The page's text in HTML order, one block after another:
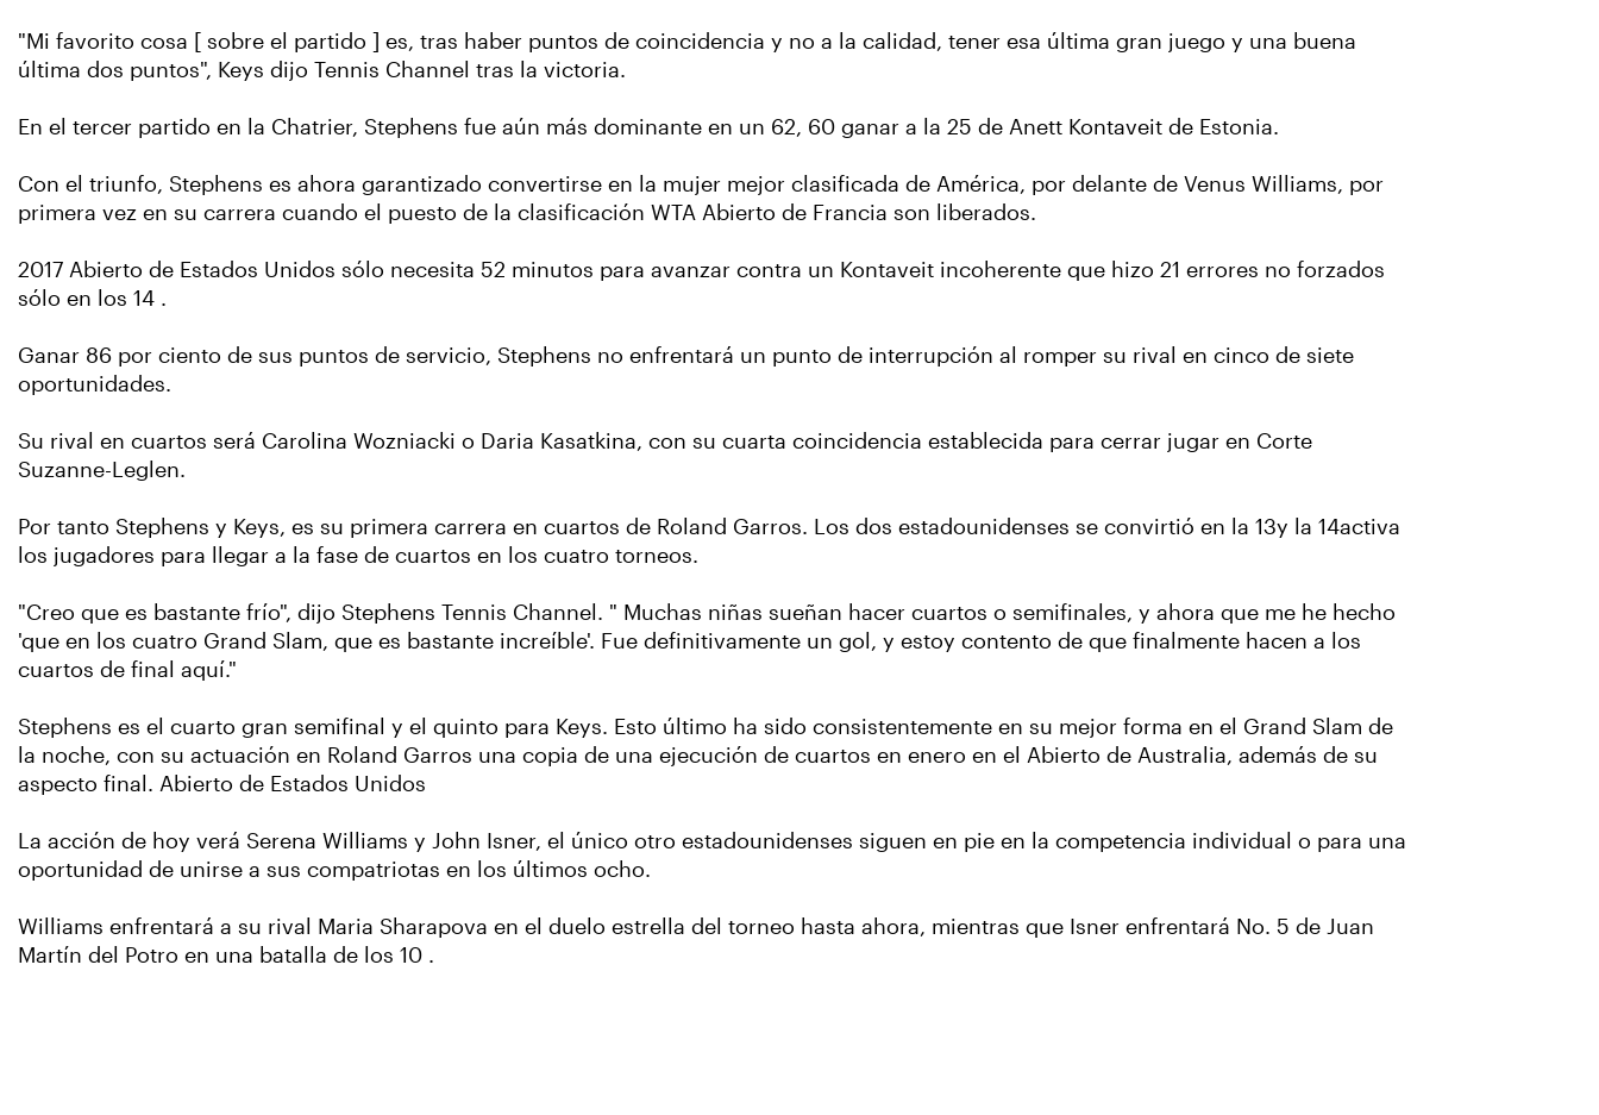
"Mi favorito cosa [ sobre el partido ] es, tras haber puntos de coincidencia y no a la calidad, tener esa última gran juego y una buena
última dos puntos", Keys dijo Tennis Channel tras la victoria.
En el tercer partido en la Chatrier, Stephens fue aún más dominante en un 62, 60 ganar a la 25 de Anett Kontaveit de Estonia.
Con el triunfo, Stephens es ahora garantizado convertirse en la mujer mejor clasificada de América, por delante de Venus Williams, por
primera vez en su carrera cuando el puesto de la clasificación WTA Abierto de Francia son liberados.
2017 Abierto de Estados Unidos sólo necesita 52 minutos para avanzar contra un Kontaveit incoherente que hizo 21 errores no forzados
sólo en los 14 .
Ganar 86 por ciento de sus puntos de servicio, Stephens no enfrentará un punto de interrupción al romper su rival en cinco de siete
oportunidades.
Su rival en cuartos será Carolina Wozniacki o Daria Kasatkina, con su cuarta coincidencia establecida para cerrar jugar en Corte
Suzanne-Leglen.
Por tanto Stephens y Keys, es su primera carrera en cuartos de Roland Garros. Los dos estadounidenses se convirtió en la 13y la 14activa
los jugadores para llegar a la fase de cuartos en los cuatro torneos.
"Creo que es bastante frío", dijo Stephens Tennis Channel. " Muchas niñas sueñan hacer cuartos o semifinales, y ahora que me he hecho
'que en los cuatro Grand Slam, que es bastante increíble'. Fue definitivamente un gol, y estoy contento de que finalmente hacen a los
cuartos de final aquí."
Stephens es el cuarto gran semifinal y el quinto para Keys. Esto último ha sido consistentemente en su mejor forma en el Grand Slam de
la noche, con su actuación en Roland Garros una copia de una ejecución de cuartos en enero en el Abierto de Australia, además de su
aspecto final. Abierto de Estados Unidos
La acción de hoy verá Serena Williams y John Isner, el único otro estadounidenses siguen en pie en la competencia individual o para una
oportunidad de unirse a sus compatriotas en los últimos ocho.
Williams enfrentará a su rival Maria Sharapova en el duelo estrella del torneo hasta ahora, mientras que Isner enfrentará No. 5 de Juan
Martín del Potro en una batalla de los 10 .